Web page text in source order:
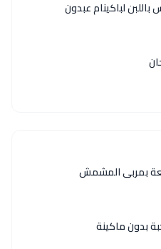
باللبن لباكينام عبدون
بمربى المشمش
بدون ماكينة